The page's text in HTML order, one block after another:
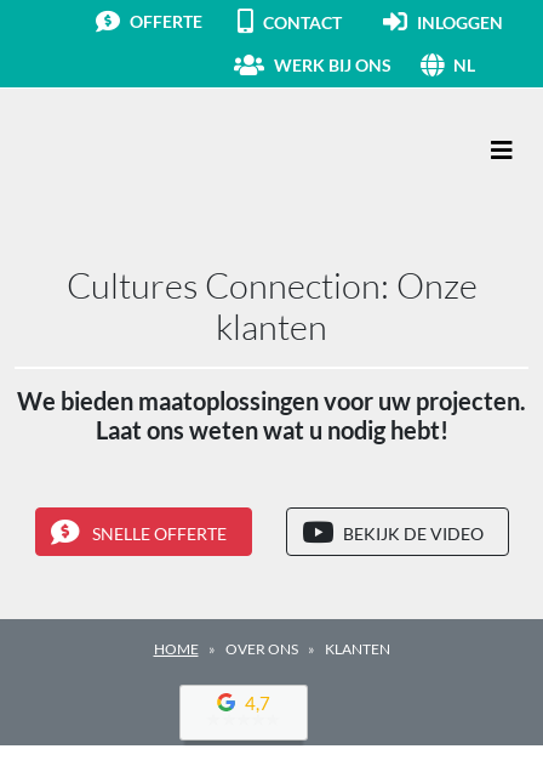
OFFERTE CONTACT INLOGGEN
WERK BIJ ONS NL
Cultures Connection: Onze
klanten
We bieden maatoplossingen voor uw projecten.
Laat ons weten wat u nodig hebt!
SNELLE OFFERTE BEKIJK DE VIDEO
HOME OVER ONS KLANTEN
4,7